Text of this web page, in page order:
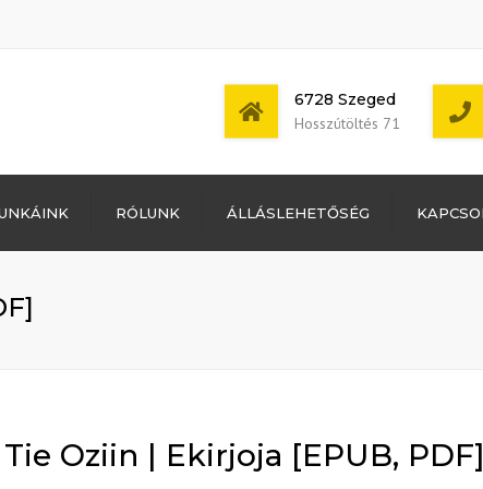
Bejegyzések
Mon - Sat: 7:00 -
6728 Szeged
Hosszútöltés 71
RÓLUNK ÁLLÁSLEHETŐSÉG
Tie Oziin | Ekirjoja [EPUB, PDF]